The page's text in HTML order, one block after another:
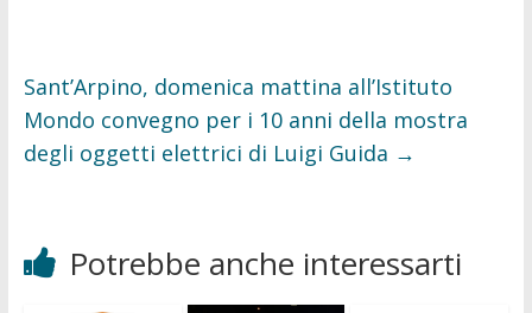
Sant’Arpino, domenica mattina all’Istituto
Mondo convegno per i 10 anni della mostra
degli oggetti elettrici di Luigi Guida →
Potrebbe anche interessarti